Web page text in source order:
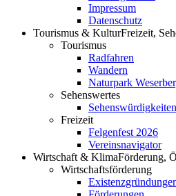
Impressum
Datenschutz
Tourismus & KulturFreizeit,
Tourismus
Radfahren
Wandern
Naturpark
Sehenswertes
Sehenswürdigkeiten
Freizeit
Felgenfest 2026
Vereinsnavigator
Wirtschaft & KlimaFörderung,
Wirtschaftsförderung